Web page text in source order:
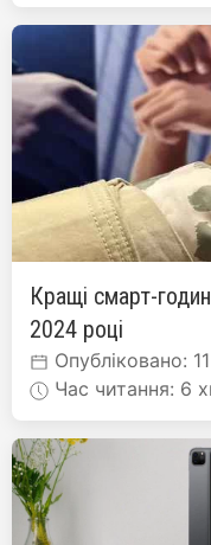
Кращі смарт-
2024 році
Опубліковано:
Час читання: 6